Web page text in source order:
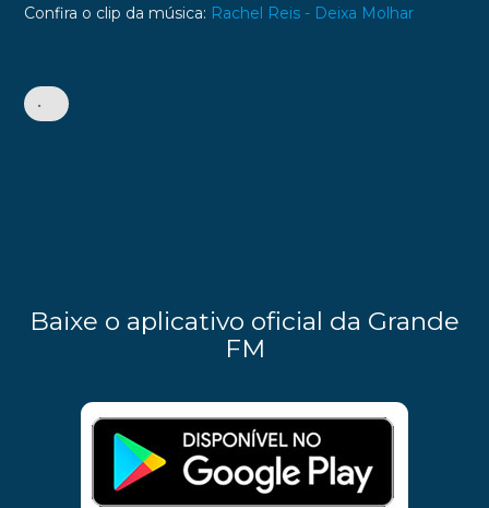
Confira o clip da música: Rachel Reis - Deixa Molhar
•
Baixe o aplicativo oficial da Grande
FM